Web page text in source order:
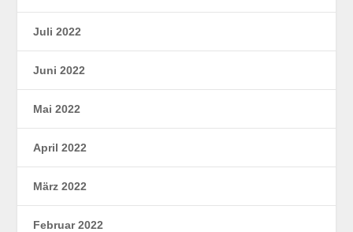
Juli 2022
Juni 2022
Mai 2022
April 2022
März 2022
Februar 2022